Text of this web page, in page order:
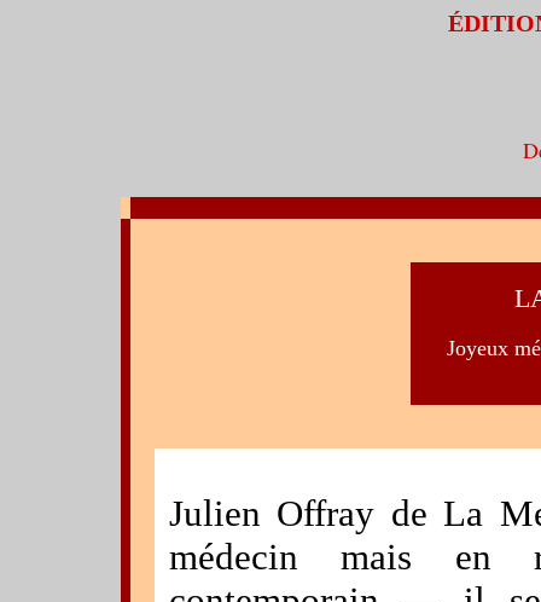
Joyeux
Julien Offray de La
médecin mais en